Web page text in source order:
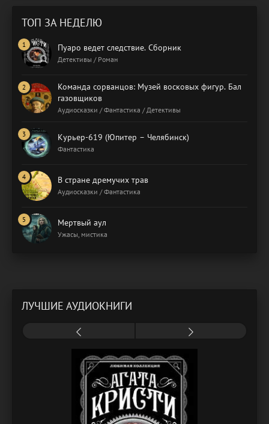
ТОП ЗА НЕДЕЛЮ
Пуаро ведет следствие. Сборник
Детективы / Роман
Команда сорванцов: Музей восковых фигур. Бал
газовщиков
Аудиосказки / Фантастика / Детективы
Курьер-619 (Юпитер – Челябинск)
Фантастика
В стране дремучих трав
Аудиосказки / Фантастика
Мертвый аул
Ужасы, мистика
ЛУЧШИЕ АУДИОКНИГИ